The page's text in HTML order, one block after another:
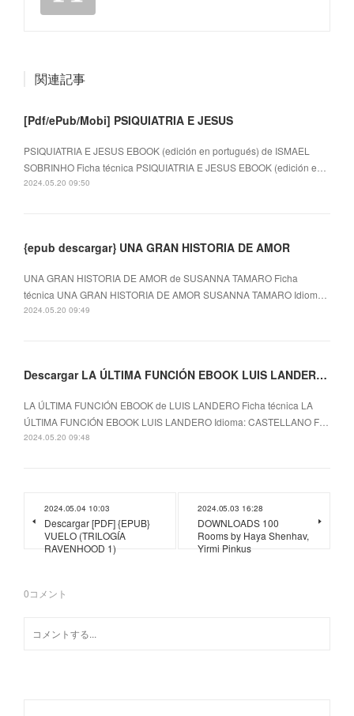
関連記事
[Pdf/ePub/Mobi] PSIQUIATRIA E JESUS
PSIQUIATRIA E JESUS EBOOK (edición en portugués) de ISMAEL
SOBRINHO Ficha técnica PSIQUIATRIA E JESUS EBOOK (edición e…
2024.05.20 09:50
{epub descargar} UNA GRAN HISTORIA DE AMOR
UNA GRAN HISTORIA DE AMOR de SUSANNA TAMARO Ficha
técnica UNA GRAN HISTORIA DE AMOR SUSANNA TAMARO Idiom…
2024.05.20 09:49
Descargar LA ÚLTIMA FUNCIÓN EBOOK LUIS LANDERO Gratis - EPUB, PDF y MOBI
LA ÚLTIMA FUNCIÓN EBOOK de LUIS LANDERO Ficha técnica LA
ÚLTIMA FUNCIÓN EBOOK LUIS LANDERO Idioma: CASTELLANO F…
2024.05.20 09:48
2024.05.04 10:03
Descargar [PDF] {EPUB}
VUELO (TRILOGÍA
RAVENHOOD 1)
2024.05.03 16:28
DOWNLOADS 100
Rooms by Haya Shenhav,
Yirmi Pinkus
0コメント